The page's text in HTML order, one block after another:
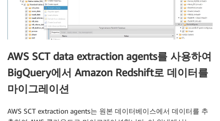
AWS SCT data extraction agents를 사용하여
BigQuery에서 Amazon Redshift로 데이터를
마이그레이션
AWS SCT extraction agents는 원본 데이터베이스에서 데이터를 추